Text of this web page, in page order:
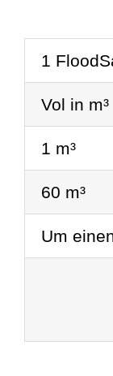
1
Vol in m³
1 m³
60 m³
Um